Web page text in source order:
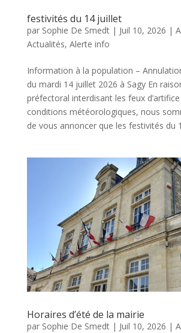
festivités du 14 juillet
par Sophie De Smedt| Juil 10, 2026 |
Actualités, Alerte info
Information à la population –
du mardi 14 juillet 2026 à Sagy En
préfectoral interdisant les feux
conditions météorologiques, nous
de vous annoncer que les festivités du
Horaires d’été de la mairie
par Sophie De Smedt| Juil 10, 2026 |